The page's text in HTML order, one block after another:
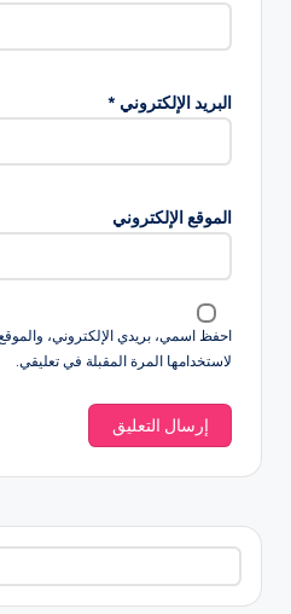
البريد الإلكتروني *
الموقع الإلكتروني
احفظ اسمي، بريدي الإلكتروني،
لاستخدامها المرة المقبلة في تعليقي.
البحث